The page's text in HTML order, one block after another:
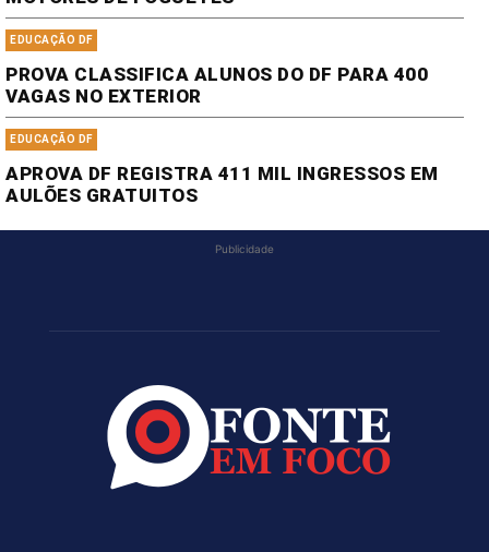
EDUCAÇÃO DF
PROVA CLASSIFICA ALUNOS DO DF PARA 400
VAGAS NO EXTERIOR
EDUCAÇÃO DF
APROVA DF REGISTRA 411 MIL INGRESSOS EM
AULÕES GRATUITOS
Publicidade